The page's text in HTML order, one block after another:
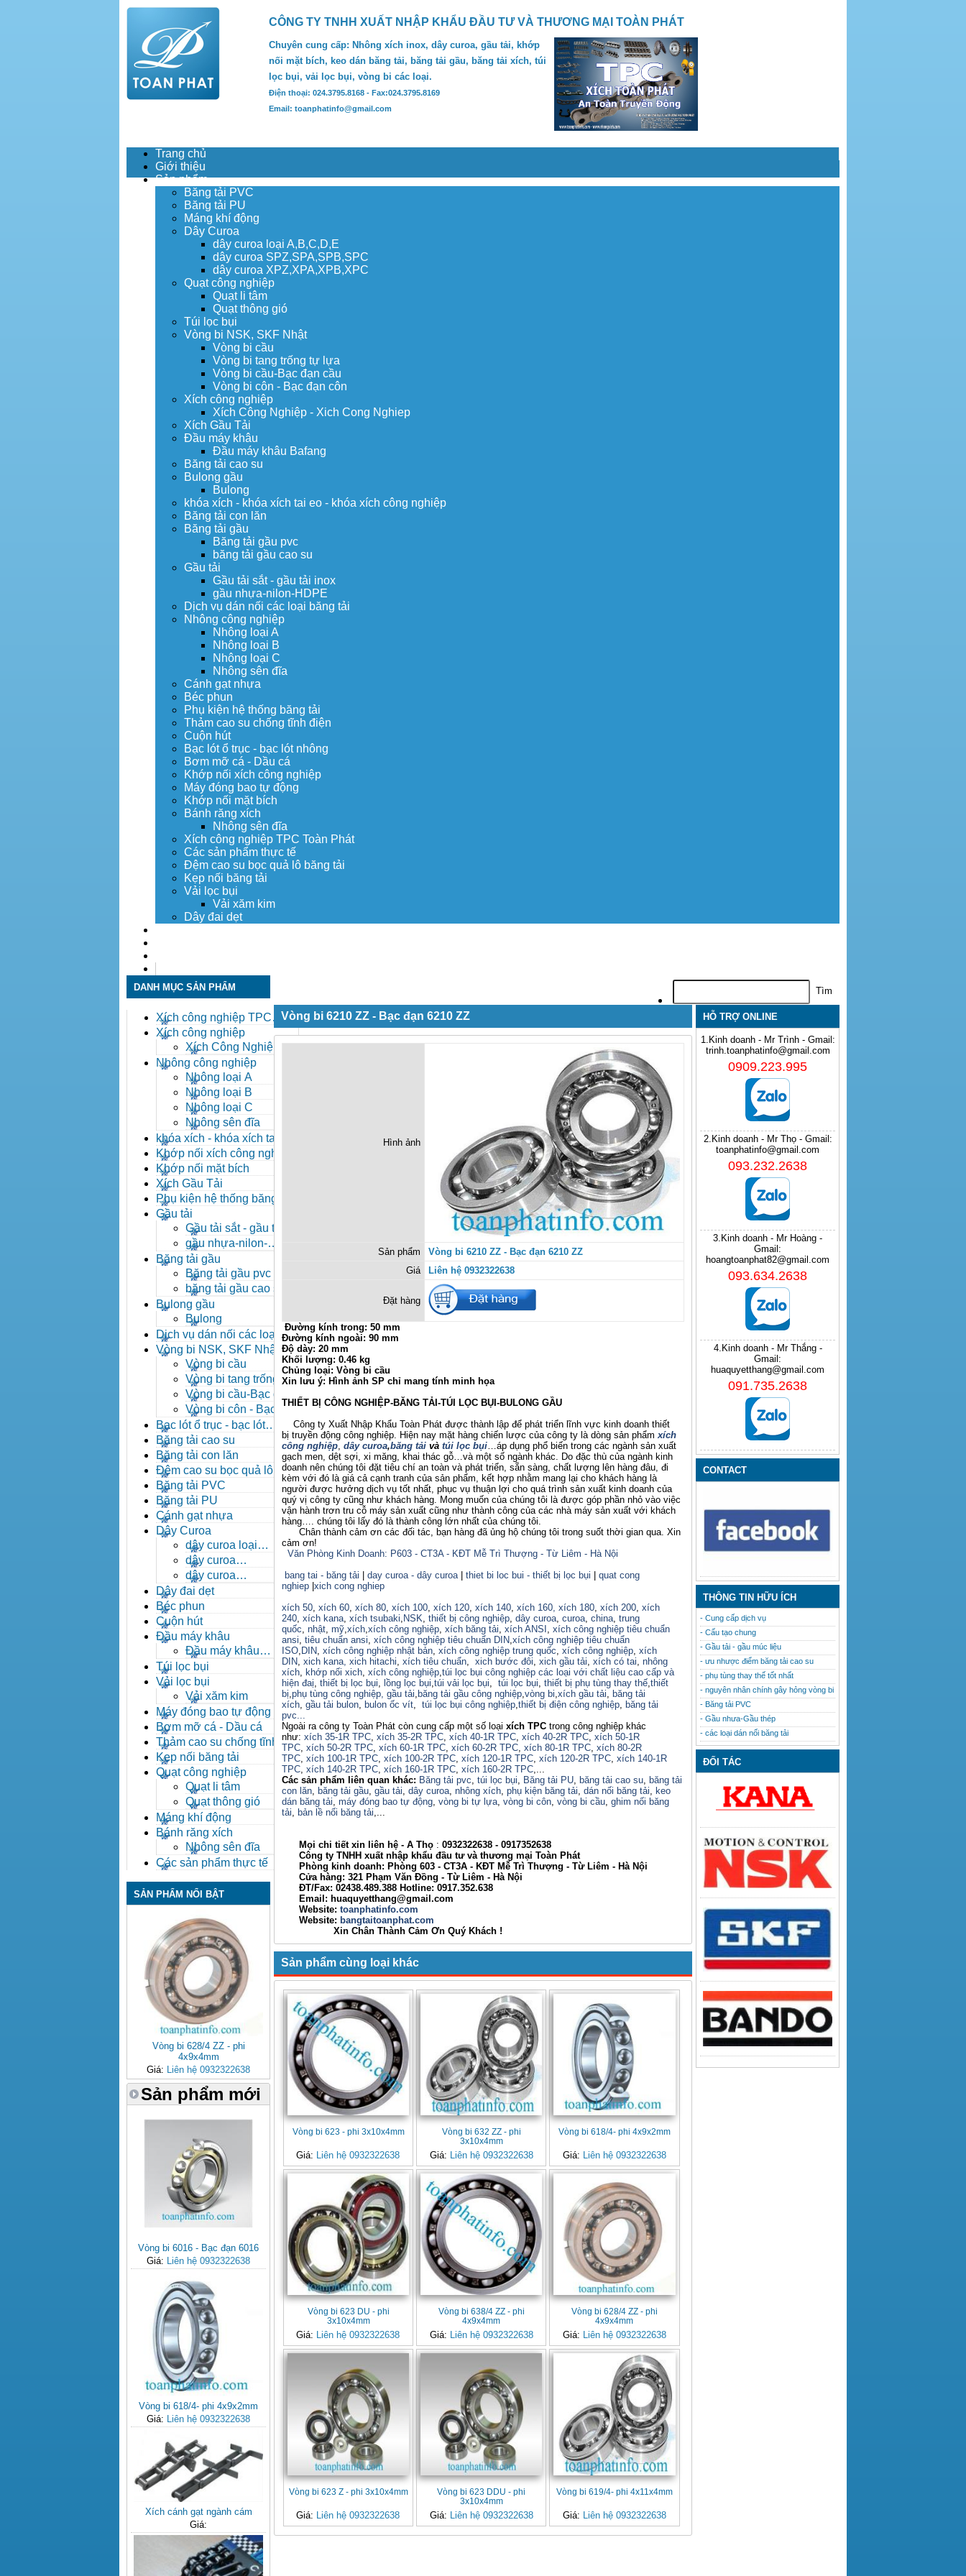
CÔNG TY TNHH XUẤT NHẬP KHẨU ĐẦU TƯ VÀ THƯƠNG MẠI TOÀN PHÁT
Chuyên cung cấp: Nhông xích inox, dây curoa, gầu tải, khớp
nối mặt bích, keo dán băng tải, băng tải gầu, băng tải xích, túi
lọc bụi, vải lọc bụi, vòng bi các loại.
Điện thoại: 024.3795.8168 - Fax:024.3795.8169
Email: toanphatinfo@gmail.com
Trang chủ
Giới thiệu
Sản phẩm
Băng tải PVC
Băng tải PU
Máng khí động
Dây Curoa
dây curoa loại A,B,C,D,E
dây curoa SPZ,SPA,SPB,SPC
dây curoa XPZ,XPA,XPB,XPC
Quạt công nghiệp
Quạt li tâm
Quạt thông gió
Túi lọc bụi
Vòng bi NSK, SKF Nhật
Vòng bi cầu
Vòng bi tang trống tự lựa
Vòng bi cầu-Bạc đạn cầu
Vòng bi côn - Bạc đạn côn
Xích công nghiệp
Xích Công Nghiệp - Xich Cong Nghiep
Xích Gầu Tải
Đầu máy khâu
Đầu máy khâu Bafang
Băng tải cao su
Bulong gầu
Bulong
khóa xích - khóa xích tai eo - khóa xích công nghiệp
Băng tải con lăn
Băng tải gầu
Băng tải gầu pvc
băng tải gầu cao su
Gầu tải
Gầu tải sắt - gầu tải inox
gầu nhựa-nilon-HDPE
Dịch vụ dán nối các loại băng tải
Nhông công nghiệp
Nhông loại A
Nhông loại B
Nhông loại C
Nhông sên đĩa
Cánh gạt nhựa
Béc phun
Phụ kiện hệ thống băng tải
Thảm cao su chống tĩnh điện
Cuộn hút
Bạc lót ổ trục - bạc lót nhông
Bơm mỡ cá - Dầu cá
Khớp nối xích công nghiệp
Máy đóng bao tự động
Khớp nối mặt bích
Bánh răng xích
Nhông sên đĩa
Xích công nghiệp TPC Toàn Phát
Các sản phẩm thực tế
Đệm cao su bọc quả lô băng tải
Kẹp nối băng tải
Vải lọc bụi
Vải xăm kim
Dây đai dẹt
DANH MỤC SẢN PHẨM
Xích công nghiệp TPC
Toàn Phát
Xích công nghiệp
Xích Công Nghiệp -
Xich Cong Nghiep
Nhông công nghiệp
Nhông loại A
Nhông loại B
Nhông loại C
Nhông sên đĩa
khóa xích - khóa xích tai eo
- khóa xích công nghiệp
Khớp nối xích công nghiệp
Khớp nối mặt bích
Xích Gầu Tải
Phụ kiện hệ thống băng tải
Gầu tải
Gầu tải sắt - gầu tải
inox
gầu nhựa-nilon-
HDPE
Băng tải gầu
Băng tải gầu pvc
băng tải gầu cao su
Bulong gầu
Bulong
Dịch vụ dán nối các loại
băng tải
Vòng bi NSK, SKF Nhật
Vòng bi cầu
Vòng bi tang trống tự
lựa
Vòng bi cầu-Bạc đạn
cầu
Vòng bi côn - Bạc
đạn côn
Bạc lót ổ trục - bạc lót
nhông
Băng tải cao su
Băng tải con lăn
Đệm cao su bọc quả lô
băng tải
Băng tải PVC
Băng tải PU
Cánh gạt nhựa
Dây Curoa
dây curoa loại
A,B,C,D,E
dây curoa
SPZ,SPA,SPB,SPC
dây curoa
XPZ,XPA,XPB,XPC
Dây đai dẹt
Béc phun
Cuộn hút
Đầu máy khâu
Đầu máy khâu
Bafang
Túi lọc bụi
Vải lọc bụi
Vải xăm kim
Máy đóng bao tự động
Bơm mỡ cá - Dầu cá
Thảm cao su chống tĩnh
điện
Kẹp nối băng tải
Quạt công nghiệp
Quạt li tâm
Quạt thông gió
Máng khí động
Bánh răng xích
Nhông sên đĩa
Các sản phẩm thực tế
SẢN PHẨM NỔI BẬT
Vòng bi 628/4 ZZ - phi
4x9x4mm
Giá: Liên hệ 0932322638
Sản phẩm mới
Vòng bi 6016 - Bạc đạn 6016
Giá: Liên hệ 0932322638
Vòng bi 618/4- phi 4x9x2mm
Giá:
Liên hệ 0932322638
Xích cánh gạt ngành cám
Giá:
Vòng bi 6210 ZZ - Bạc đạn 6210 ZZ
Hình ảnh
Sản phẩm
Vòng bi 6210 ZZ - Bạc đạn 6210 ZZ
Giá
Liên hệ 0932322638
Đặt hàng
Đường kính trong: 50 mm
Đường kính ngoài: 90 mm
Độ dày: 20 mm
Khối lượng: 0.46 kg
Chủng loại: Vòng bi cầu
Xin lưu ý: Hình ảnh SP chỉ mang tính minh họa
THIẾT BỊ CÔNG NGHIỆP-BĂNG TẢI-TÚI LỌC BỤI-BULONG GẦU
Công ty Xuất Nhập Khẩu Toàn Phát được thành lập để phát triển lĩnh vực kinh doanh thiết
bị truyền động công nghiệp. Hiện nay mặt hàng chiến lược của công ty là dòng sản phẩm xích
công nghiệp, dây curoa,băng tải và túi lọc bụi…áp dụng phổ biến trong các ngành sản xuất
gạch men, dệt sợi, xi măng, khai thác gỗ…và một số ngành khác. Do đặc thù của ngành kinh
doanh nên chúng tôi đặt tiêu chí an toàn và phát triển, sẵn sàng, chất lượng lên hàng đâu, đi
kèm với đó là giá cả cạnh tranh của sản phẩm, kết hợp nhằm mang lại cho khách hàng là
người được hưởng dịch vụ tốt nhất, phục vụ thuận lợi cho quá trình sản xuất kinh doanh của
quý vị công ty cũng như khách hàng. Mong muốn của chúng tôi là được góp phần nhỏ vào việc
vận hành trơn tru cỗ máy sản xuất cũng như thành công của các nhà máy sản xuất với khách
hàng…. chúng tôi lấy đó là thành công lớn nhất của chúng tôi.
Chân thành cảm ơn các đối tác, bạn hàng đã ủng hộ chúng tôi trong suốt thời gian qua. Xin
cảm ơn!
Văn Phòng Kinh Doanh: P603 - CT3A - KĐT Mễ Trì Thượng - Từ Liêm - Hà Nội
bang tai - băng tải
day curoa - dây curoa| thiet bi loc bui - thiết bị lọc bụi
quat cong
nghiep xich cong nghiep
xích 50, xích 60, xích 80, xích 100, xích 120, xích 140, xích 160, xích 180, xích 200, xích
240, xích kana, xích tsubaki, NSK, thiết bị công nghiệp, dây curoa, curoa, china, trung
quốc, nhật, mỹ,xích,xích công nghiệp, xích băng tải, xích ANSI , xích công nghiệp tiêu chuẩn
ansi, tiêu chuẩn ansi, xích công nghiệp tiêu chuẩn DIN,xích công nghiệp tiêu chuẩn
ISO, DIN, xích công nghiệp nhật bản, xích công nghiệp trung quốc, xích công nghiệp, xích
DIN, xich kana, xich hitachi, xích tiêu chuẩn, xich bước đôi, xich gầu tải, xích có tai, nhông
xích, khớp nối xich, xích công nghiệp,túi lọc bụi công nghiệp các loại với chất liệu cao cấp và
hiện đaị, thiết bị lọc bụi, lồng lọc bụi,túi vải lọc bụi, túi lọc bụi, thiết bị phụ tùng thay thế,thiết
bị,phụ tùng công nghiệp, gầu tải, băng tải gầu công nghiệp,vòng bi,xích gầu tải, băng tải
xích, gầu tải bulon, bulon ốc vít, túi lọc bụi công nghiệp,thiết bị điện công nghiệp, băng tải
pvc...
Ngoài ra công ty Toàn Phát còn cung cấp một số loại xích TPC trong công nghiệp khác
như: xích 35-1R TPC, xích 35-2R TPC, xích 40-1R TPC, xích 40-2R TPC, xích 50-1R
TPC, xích 50-2R TPC, xích 60-1R TPC, xích 60-2R TPC, xích 80-1R TPC, xích 80-2R
TPC, xích 100-1R TPC, xích 100-2R TPC, xích 120-1R TPC, xích 120-2R TPC, xích 140-1R
TPC, xích 140-2R TPC, xích 160-1R TPC, xích 160-2R TPC,...
Các sản phẩm liên quan khác: Băng tải pvc, túi lọc bụi, Băng tải PU, băng tải cao su, băng tải
con lăn, băng tải gầu, gầu tải, dây curoa, nhông xích, phụ kiện băng tải, dán nối băng tải, keo
dán băng tải, máy đóng bao tự động, vòng bi tự lựa, vòng bi côn, vòng bi cầu, ghim nối băng
tải, bản lề nối băng tải,...
Mọi chi tiết xin liên hệ - A Thọ : 0932322638 - 0917352638
Công ty TNHH xuất nhập khẩu đầu tư và thương mại Toàn Phát
Phòng kinh doanh: Phòng 603 - CT3A - KĐT Mễ Trì Thượng - Từ Liêm - Hà Nội
Cửa hàng: 321 Phạm Văn Đồng - Từ Liêm - Hà Nội
ĐT/Fax: 02438.489.388 Hotline: 0917.352.638
Email: huaquyetthang@gmail.com
Website: toanphatinfo.com
Website: bangtaitoanphat.com
Xin Chân Thành Cảm Ơn Quý Khách !
Sản phẩm cùng loại khác
Vòng bi 623 - phi 3x10x4mm
Giá: Liên hệ 0932322638
Vòng bi 632 ZZ - phi
3x10x4mm
Giá: Liên hệ 0932322638
Vòng bi 618/4- phi 4x9x2mm
Giá: Liên hệ 0932322638
Vòng bi 623 DU - phi
3x10x4mm
Giá: Liên hệ 0932322638
Vòng bi 638/4 ZZ - phi
4x9x4mm
Giá: Liên hệ 0932322638
Vòng bi 628/4 ZZ - phi
4x9x4mm
Giá: Liên hệ 0932322638
Vòng bi 623 Z - phi 3x10x4mm
Giá: Liên hệ 0932322638
Vòng bi 623 DDU - phi
3x10x4mm
Giá: Liên hệ 0932322638
Vòng bi 619/4- phi 4x11x4mm
Giá: Liên hệ 0932322638
HỖ TRỢ ONLINE
1.Kinh doanh - Mr Trình - Gmail:
trinh.toanphatinfo@gmail.com
0909.223.995
2.Kinh doanh - Mr Thọ - Gmail:
toanphatinfo@gmail.com
093.232.2638
3.Kinh doanh - Mr Hoàng -
Gmail:
hoangtoanphat82@gmail.com
093.634.2638
4.Kinh doanh - Mr Thắng -
Gmail:
huaquyetthang@gmail.com
091.735.2638
CONTACT
THÔNG TIN HỮU ÍCH
- Cung cấp dịch vụ
- Cấu tạo chung
- Gầu tải - gầu múc liệu
- ưu nhược điểm băng tải cao su
- phụ tùng thay thế tốt nhất
- nguyên nhân chính gây hỏng vòng bi
- Băng tải PVC
- Gầu nhưa-Gầu thép
- các loại dán nối băng tải
ĐỐI TÁC